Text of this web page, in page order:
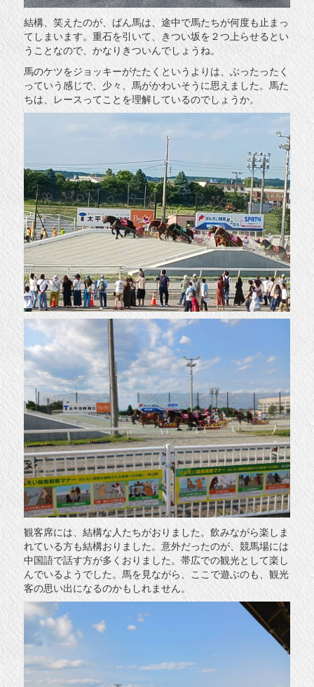
結構、笑えたのが、ばん馬は、途中で馬たちが何度も止まっ
てしまいます。重石を引いて、きつい坂を２つ上らせるとい
うことなので、かなりきついんでしょうね。
馬のケツをジョッキーがたたくというよりは、ぶったったく
っていう感じで、少々、馬がかわいそうに思えました。馬た
ちは、レースってことを理解しているのでしょうか。
観客席には、結構な人たちがおりました。飲みながら楽しま
れている方も結構おりました。意外だったのが、競馬場には
中国語で話す方が多くおりました。帯広での観光として楽し
んでいるようでした。馬を見ながら、ここで遊ぶのも、観光
客の思い出になるのかもしれません。